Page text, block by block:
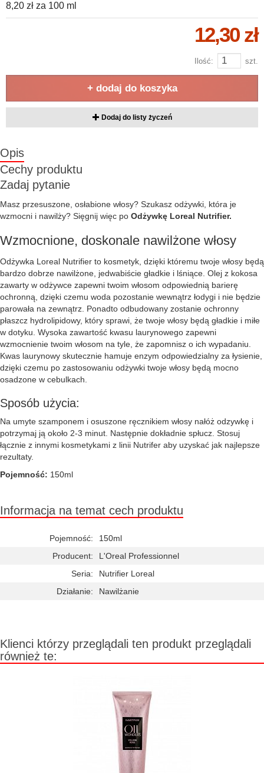
8,20 zł za 100 ml
12,30 zł
Ilość: szt.
+ dodaj do koszyka
Dodaj do listy życzeń
Opis
Cechy produktu
Zadaj pytanie
Masz przesuszone, osłabione włosy? Szukasz odżywki, która je
wzmocni i nawilży? Sięgnij więc po Odżywkę Loreal Nutrifier.
Wzmocnione, doskonale nawilżone włosy
Odżywka Loreal Nutrifier to kosmetyk, dzięki któremu twoje włosy będą
bardzo dobrze nawilżone, jedwabiście gładkie i lśniące. Olej z kokosa
zawarty w odżywce zapewni twoim włosom odpowiednią barierę
ochronną, dzięki czemu woda pozostanie wewnątrz łodygi i nie będzie
parowała na zewnątrz. Ponadto odbudowany zostanie ochronny
płaszcz hydrolipidowy, który sprawi, że twoje włosy będą gładkie i miłe
w dotyku. Wysoka zawartość kwasu laurynowego zapewni
wzmocnienie twoim włosom na tyle, że zapomnisz o ich wypadaniu.
Kwas laurynowy skutecznie hamuje enzym odpowiedzialny za łysienie,
dzięki czemu po zastosowaniu odżywki twoje włosy będą mocno
osadzone w cebulkach.
Sposób użycia:
Na umyte szamponem i osuszone ręcznikiem włosy nałóż odzywkę i
potrzymaj ją około 2-3 minut. Następnie dokładnie spłucz. Stosuj
łącznie z innymi kosmetykami z linii Nutrifer aby uzyskać jak najlepsze
rezultaty.
Pojemność: 150ml
Informacja na temat cech produktu
Pojemność:
150ml
Producent:
L'Oreal Professionnel
Seria:
Nutrifier Loreal
Działanie:
Nawilżanie
Klienci którzy przeglądali ten produkt przeglądali
również te: